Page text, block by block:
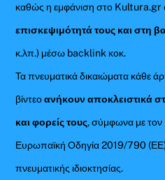
καθώς η εμφάνιση στο Kultura.gr
επισκεψιμότητά τους και στη
κ.λπ.) μέσω backlink κοκ.
Τα πνευματικά δικαιώματα κάθε
βίντεοανήκουν αποκλειστικά
και φορείς τους, σύμφωνα με τον
Ευρωπαϊκή Οδηγία 2019/790 (ΕΕ)
πνευματικής ιδιοκτησίας.